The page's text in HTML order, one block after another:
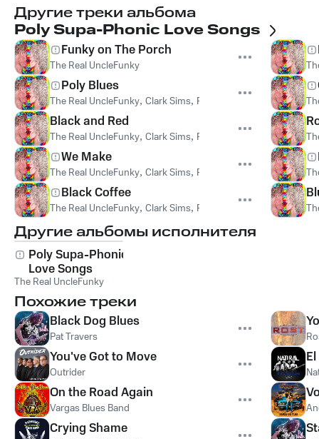
Другие треки альбома
Poly Supa-Phonic Love Songs
Funky on The Porch
The Real UncleFunky
Poly Blues
The Real UncleFunky, Clark Sims, Pierre Parker
Black and Red
The Real UncleFunky, Clark Sims, Pierre Parker
We Make
The Real UncleFunky, Clark Sims, Pierre Parker
Black Coffee
The Real UncleFunky, Clark Sims, Pierre Parker
Другие альбомы исполнителя
Poly Supa-Phonic
Love Songs
The Real UncleFunky
Похожие треки
Black Dog Blues
Pat Travers
You've Got to Move
Outrider
On the Road Again
Vargas Blues Band
Crying Shame